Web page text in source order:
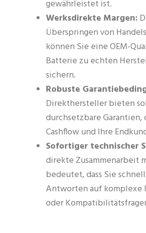
gewährleistet ist.
Werksdirekte Margen:
Überspringen von
können Sie eine OEM-
Batterie zu echten
sichern.
Robuste
Direkthersteller bieten
durchsetzbare Garantien,
Cashflow und Ihre
Sofortiger technischer
direkte Zusammenarbeit
bedeutet, dass Sie
Antworten auf komplexe
oder